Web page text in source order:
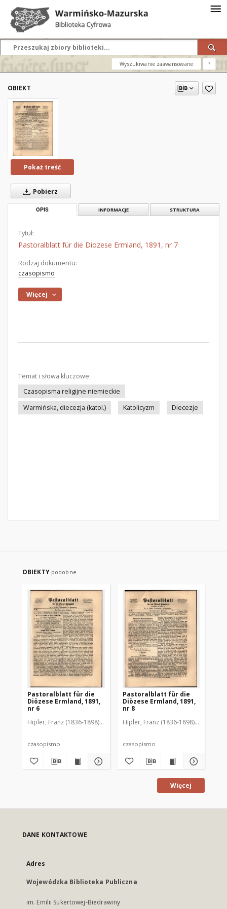
Wyszukiwanie zaawansowane ?
OBIEKT
Pokaż treść
Pobierz
OPIS INFORMACJE STRUKTURA
Tytuł:
Pastoralblatt für die Diözese Ermland, 1891, nr 7
Rodzaj dokumentu:
czasopismo
Więcej
Temat i słowa kluczowe:
Czasopisma religijne niemieckie
Warmińska, diecezja (katol.)
Katolicyzm Diecezje
OBIEKTY podobne
Pastoralblatt für die
Diözese Ermland, 1891,
nr 6
Hipler, Franz (1836-1898). Red.
czasopismo
Pastoralblatt für die
Diözese Ermland, 1891,
nr 8
Hipler, Franz (1836-1898). Red.
czasopismo
Więcej
DANE KONTAKTOWE
Adres
Wojewódzka Biblioteka Publiczna
im. Emilii Sukertowej-Biedrawiny